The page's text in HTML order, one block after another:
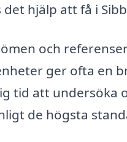
hjälp att få i
och
ger ofta en
tid att undersöka
de högsta